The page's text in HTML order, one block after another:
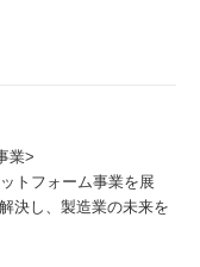
業>
トフォーム事業を展
決し、製造業の未来を